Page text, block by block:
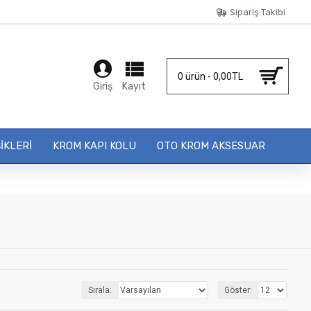
Sipariş Takibi
Giriş Kayıt
0 ürün - 0,00TL
KROM KAPI KOLU OTO KROM AKSESUAR
Sırala: Göster: